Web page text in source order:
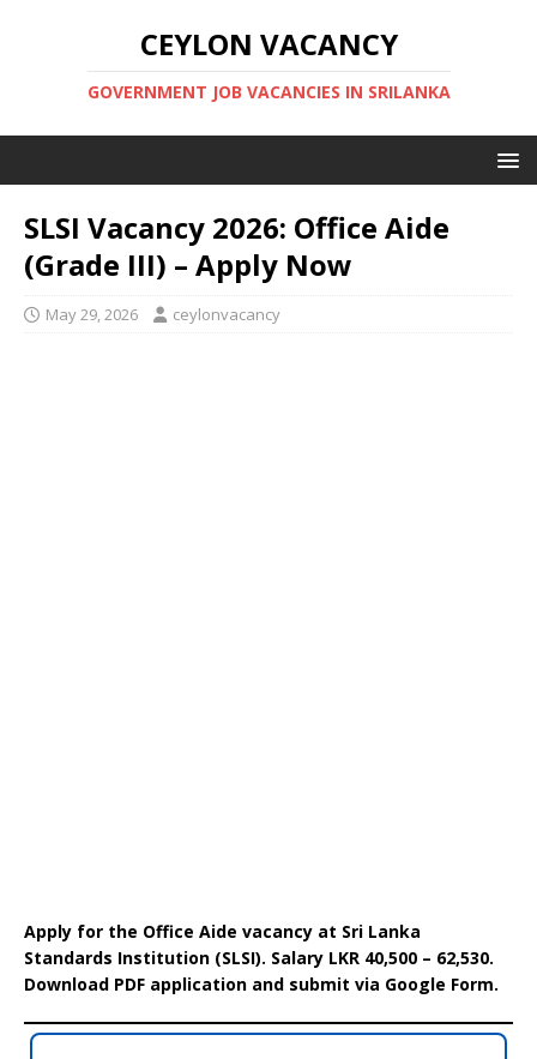
CEYLON VACANCY
GOVERNMENT JOB VACANCIES IN SRILANKA
SLSI Vacancy 2026: Office Aide
(Grade III) – Apply Now
May 29, 2026 ceylonvacancy
Apply for the Office Aide vacancy at Sri Lanka
Standards Institution (SLSI). Salary LKR 40,500 – 62,530.
Download PDF application and submit via Google Form.